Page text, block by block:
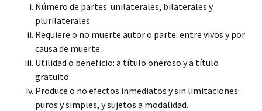
Número de partes: unilaterales, bilaterales y
plurilaterales.
Requiere o no muerte autor o parte: entre vivos y por
causa de muerte.
Utilidad o beneficio: a título oneroso y a título
gratuito.
Produce o no efectos inmediatos y sin limitaciones:
puros y simples, y sujetos a modalidad.